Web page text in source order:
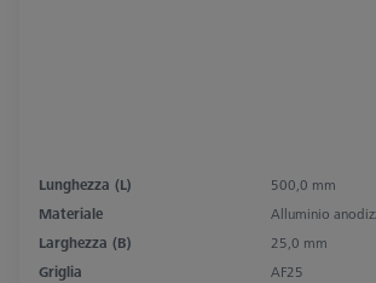
Lunghezza (L)
500,0 mm
Materiale
Alluminio
Larghezza (B)
25,0 mm
Griglia
AF25